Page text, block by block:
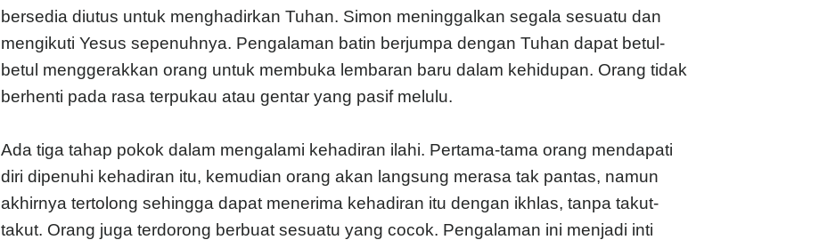
bersedia diutus untuk menghadirkan Tuhan. Simon meninggalkan segala sesuatu dan
mengikuti Yesus sepenuhnya. Pengalaman batin berjumpa dengan Tuhan dapat betul-
betul menggerakkan orang untuk membuka lembaran baru dalam kehidupan. Orang tidak
berhenti pada rasa terpukau atau gentar yang pasif melulu.
Ada tiga tahap pokok dalam mengalami kehadiran ilahi. Pertama-tama orang mendapati
diri dipenuhi kehadiran itu, kemudian orang akan langsung merasa tak pantas, namun
akhirnya tertolong sehingga dapat menerima kehadiran itu dengan ikhlas, tanpa takut-
takut. Orang juga terdorong berbuat sesuatu yang cocok. Pengalaman ini menjadi inti